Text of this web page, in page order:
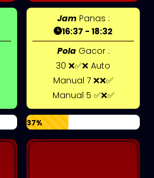
JamPanas :
16:37 - 18:32
PolaGacor :
30 ❌✅❌ Auto
Manual 7 ❌❌✅
Manual 5 ✅❌✅
37%